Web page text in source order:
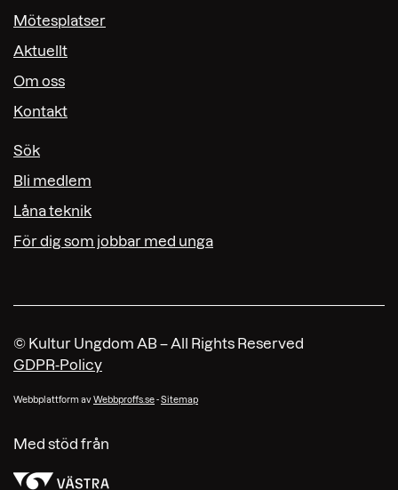
Mötesplatser
Aktuellt
Om oss
Kontakt
Sök
Bli medlem
Låna teknik
För dig som jobbar med unga
© Kultur Ungdom AB – All Rights Reserved
GDPR-Policy
Webbplattform avWebbproffs.se-Sitemap
Med stöd från